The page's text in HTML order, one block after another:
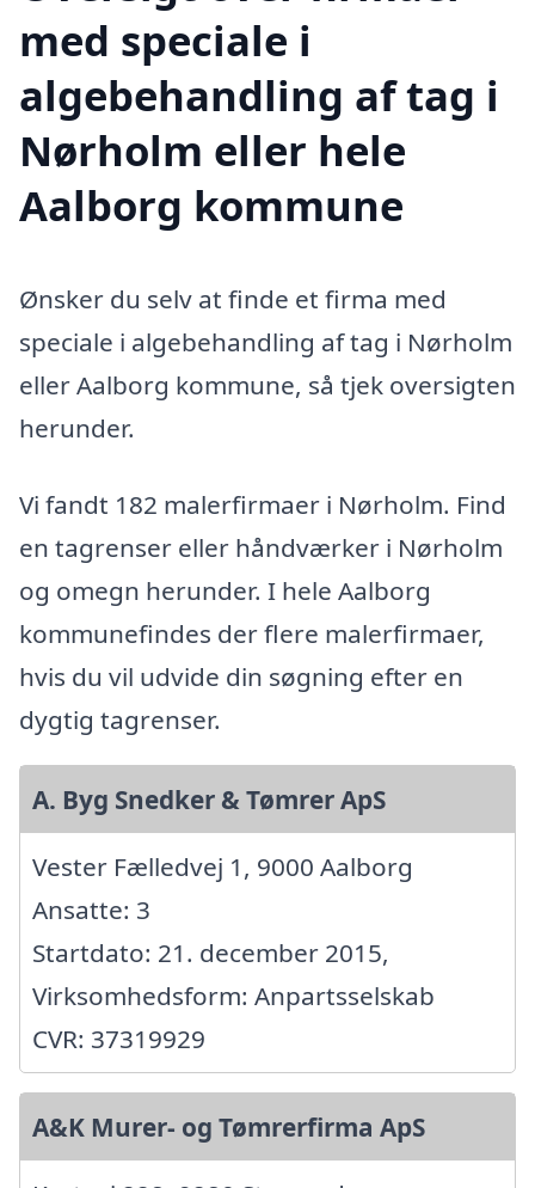
med speciale i
algebehandling af tag i
Nørholm eller hele
Aalborg kommune
Ønsker du selv at finde et firma med
speciale i algebehandling af tag i Nørholm
eller Aalborg kommune, så tjek oversigten
herunder.
Vi fandt 182 malerfirmaer i Nørholm. Find
en tagrenser eller håndværker i Nørholm
og omegn herunder. I hele Aalborg
kommunefindes der flere malerfirmaer,
hvis du vil udvide din søgning efter en
dygtig tagrenser.
A. Byg Snedker & Tømrer ApS
Vester Fælledvej 1, 9000 Aalborg
Ansatte: 3
Startdato: 21. december 2015,
Virksomhedsform: Anpartsselskab
CVR: 37319929
A&K Murer- og Tømrerfirma ApS